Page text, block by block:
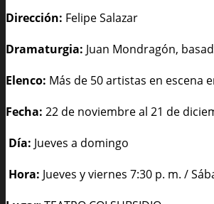
Dirección: Felipe Salazar
Dramaturgia: Juan Mondragón,
Elenco: Más de 50 artistas en escena
Fecha: 22 de noviembre al 21 de
Día: Jueves a domingo
Hora: Jueves y viernes 7:30 p. m. /